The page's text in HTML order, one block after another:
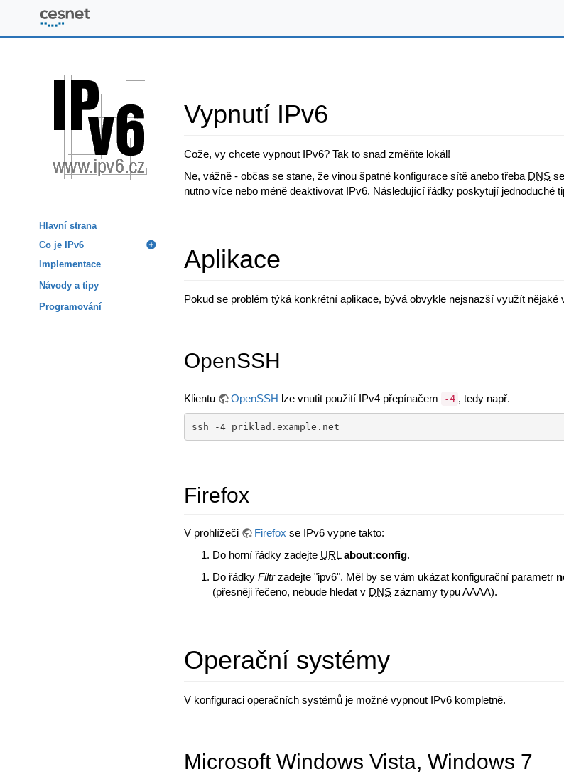
Hlavní strana
Co je IPv6
Implementace
Návody a tipy
Programování
Vypnutí IPv6
Cože, vy chcete vypnout IPv6? Tak to snad změňte lokál!
Ne, vážně - občas se stane, že vinou špatné konfigurace sítě anebo třeba DNS
nutno více nebo méně deaktivovat IPv6. Následující řádky poskytují jednoduché
Aplikace
Pokud se problém týká konkrétní aplikace, bývá obvykle nejsnazší využít nějaké
OpenSSH
Klientu OpenSSH lze vnutit použití IPv4 přepínačem -4 , tedy např.
ssh -4 priklad.example.net
Firefox
V prohlížeči Firefox se IPv6 vypne takto:
Do horní řádky zadejte URL about:config.
Do řádky Filtrzadejte "ipv6". Měl by se vám ukázat konfigurační parametr
(přesněji řečeno, nebude hledat v DNS záznamy typu AAAA).
Operační systémy
V konfiguraci operačních systémů je možné vypnout IPv6 kompletně.
Microsoft Windows Vista, Windows 7